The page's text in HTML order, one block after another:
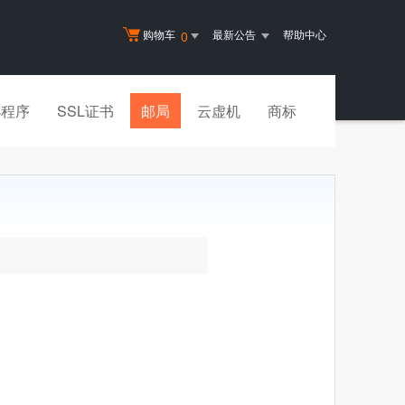
购物车 0 最新公告 帮助中心
序 SSL证书 邮局 云虚机 商标